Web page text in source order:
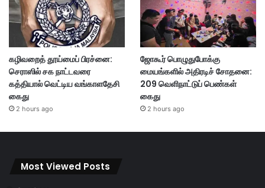
கழிவறைத் தூய்மைப் பிரச்னை:
செராஸில் சக நாட்டவரை
கத்தியால் வெட்டிய வங்காளதேசி
கைது
2 hours ago
ஜோகூர் பொழுதுபோக்கு
மையங்களில் அதிரடிச் சோதனை:
209 வெளிநாட்டுப் பெண்கள்
கைது
2 hours ago
Most Viewed Posts